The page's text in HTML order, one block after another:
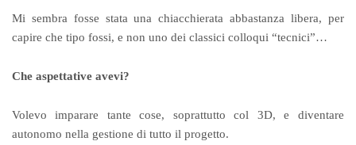
Mi sembra fosse stata una chiacchierata abbastanza libera, per
capire che tipo fossi, e non uno dei classici colloqui “tecnici”…
Che aspettative avevi?
Volevo imparare tante cose, soprattutto col 3D, e diventare
autonomo nella gestione di tutto il progetto.